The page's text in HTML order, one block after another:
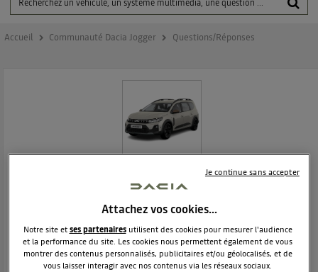
Accueil Communauté Dacia Jogger Questions/Réponses
DACIA JOGGER
2229membres
Dacia Jogger - La familiale 7 places réinvenée
Attachez vos cookies…
Notre site etses partenairesutilisent des cookies pour mesurer l'audience
et la performance du site. Les cookies nous permettent également de vous
montrer des contenus personnalisés, publicitaires et/ou géolocalisés, et de
vous laisser interagir avec nos contenus via les réseaux sociaux.
Je continue sans accepter